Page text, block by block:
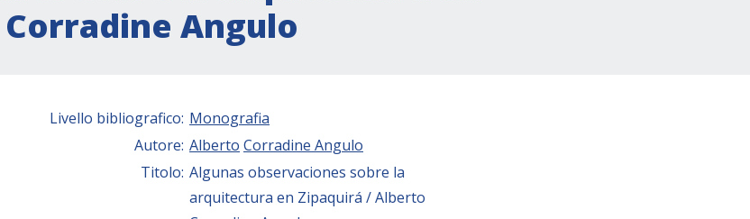
Angulo
Livello bibliografico: Monografia
Autore: Alberto Corradine Angulo
Titolo: Algunas observaciones sobre la
arquitectura en Zipaquirá / Alberto